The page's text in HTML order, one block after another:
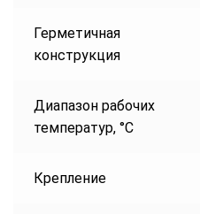
Герметичная
конструкция
Диапазон рабочих
температур, °С
Крепление